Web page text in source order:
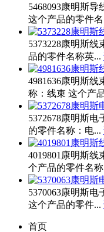
5468093康明斯
这个产品的零件名
5373228康明斯
品的零件名称英...
4981636康明斯线
称：线束 这个产
5372678康明斯
的零件名称：电...
4019801康明斯线
个产品的零件名
5370063康明斯电
这个产品的零件...
首页